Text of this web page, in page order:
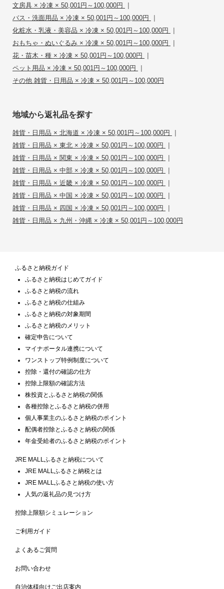
文房具 × 冷凍 × 50,001円～100,000円 |
バス・洗面用品 × 冷凍 × 50,001円～100,000円 |
化粧水・乳液・美容品 × 冷凍 × 50,001円～100,000円 |
おもちゃ・ぬいぐるみ × 冷凍 × 50,001円～100,000円 |
花・苗木・種 × 冷凍 × 50,001円～100,000円 |
ペット用品 × 冷凍 × 50,001円～100,000円 |
その他 雑貨・日用品 × 冷凍 × 50,001円～100,000円
地域から返礼品を探す
雑貨・日用品 × 北海道 × 冷凍 × 50,001円～100,000円 |
雑貨・日用品 × 東北 × 冷凍 × 50,001円～100,000円 |
雑貨・日用品 × 関東 × 冷凍 × 50,001円～100,000円 |
雑貨・日用品 × 中部 × 冷凍 × 50,001円～100,000円 |
雑貨・日用品 × 近畿 × 冷凍 × 50,001円～100,000円 |
雑貨・日用品 × 中国 × 冷凍 × 50,001円～100,000円 |
雑貨・日用品 × 四国 × 冷凍 × 50,001円～100,000円 |
雑貨・日用品 × 九州・沖縄 × 冷凍 × 50,001円～100,000円
ふるさと納税ガイド
ふるさと納税はじめてガイド
ふるさと納税の流れ
ふるさと納税の仕組み
ふるさと納税の対象期間
ふるさと納税のメリット
確定申告について
マイナポータル連携について
ワンストップ特例制度について
控除・還付の確認の仕方
控除上限額の確認方法
株投資とふるさと納税の関係
各種控除とふるさと納税の併用
個人事業主のふるさと納税のポイント
配偶者控除とふるさと納税の関係
年金受給者のふるさと納税のポイント
JRE MALLふるさと納税について
JRE MALLふるさと納税とは
JRE MALLふるさと納税の使い方
人気の返礼品の見つけ方
控除上限額シミュレーション
ご利用ガイド
よくあるご質問
お問い合わせ
自治体様向けご出店案内